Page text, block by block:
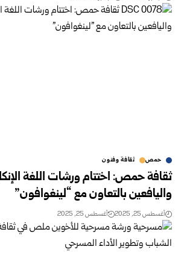
حمص ثقافة وفنون
ثقافة حمص: اختتام ورشات اللغة
واليافعين بالتعاون مع “لينغوافون”
أغسطس 25, 2025 أغسطس 25, 2025